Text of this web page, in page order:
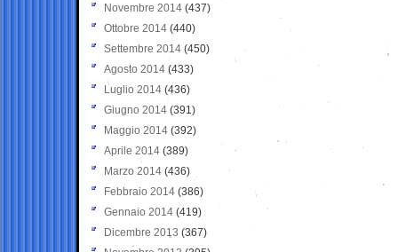
Novembre 2014 (437)
Ottobre 2014 (440)
Settembre 2014 (450)
Agosto 2014 (433)
Luglio 2014 (436)
Giugno 2014 (391)
Maggio 2014 (392)
Aprile 2014 (389)
Marzo 2014 (436)
Febbraio 2014 (386)
Gennaio 2014 (419)
Dicembre 2013 (367)